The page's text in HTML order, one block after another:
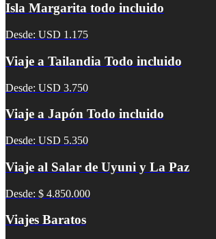
Isla Margarita todo incluido
Desde: USD 1.175
Viaje a Tailandia Todo incluido
Desde: USD 3.750
Viaje a Japón Todo incluido
Desde: USD 5.350
Viaje al Salar de Uyuni y La Paz
Desde: $ 4.850.000
Viajes Baratos